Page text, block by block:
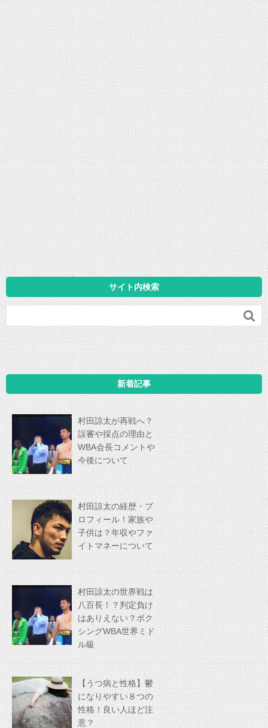
サイト内検索

新着記事
村田諒太が再戦へ？
誤審や採点の理由と
WBA会長コメントや
今後について
村田諒太の経歴・プ
ロフィール！家族や
子供は？年収やファ
イトマネーについて
村田諒太の世界戦は
八百長！？判定負け
はありえない？ボク
シングWBA世界ミド
ル級
【うつ病と性格】鬱
になりやすい８つの
性格！良い人ほど注
意？